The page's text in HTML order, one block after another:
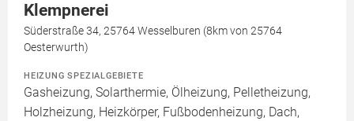
Klempnerei
Süderstraße 34, 25764 Wesselburen (8km von 25764
Oesterwurth)
HEIZUNG SPEZIALGEBIETE
Gasheizung, Solarthermie, Ölheizung, Pelletheizung,
Holzheizung, Heizkörper, Fußbodenheizung, Dach,